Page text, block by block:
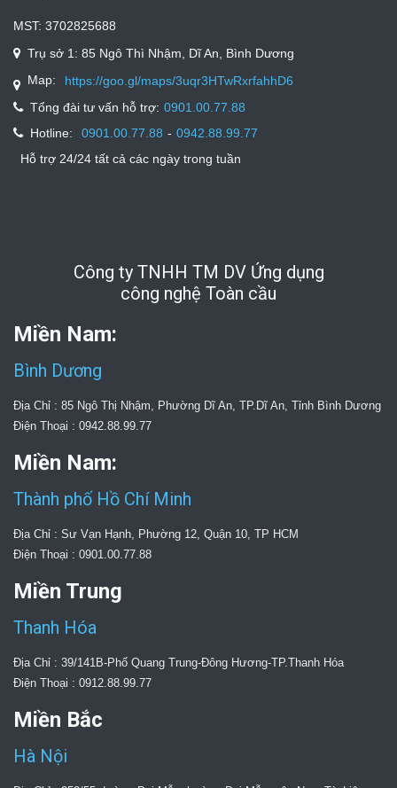
MST: 3702825688
Trụ sở 1: 85 Ngô Thì Nhậm, Dĩ An, Bình Dương
Map:
https://goo.gl/maps/3uqr3HTwRxrfahhD6
Tổng đài tư vấn hỗ trợ: 0901.00.77.88
Hotline:
0901.00.77.88 - 0942.88.99.77
Hỗ trợ 24/24 tất cả các ngày trong tuần
Công ty TNHH TM DV Ứng dụng
công nghệ Toàn cầu
Miền Nam:
Bình Dương
Địa Chỉ : 85 Ngô Thị Nhậm, Phường Dĩ An, TP.Dĩ An, Tỉnh Bình Dương
Điện Thoại : 0942.88.99.77
Miền Nam:
Thành phố Hồ Chí Minh
Địa Chỉ : Sư Vạn Hạnh, Phường 12, Quận 10, TP HCM
Điện Thoại : 0901.00.77.88
Miền Trung
Thanh Hóa
Địa Chỉ : 39/141B-Phố Quang Trung-Đông Hương-TP.Thanh Hóa
Điện Thoại : 0912.88.99.77
Miền Bắc
Hà Nội